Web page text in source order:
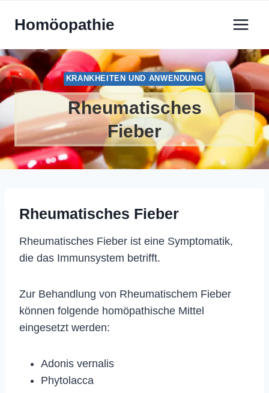
InhaltHomöopathie
KRANKHEITEN UND ANWENDUNG
Rheumatisches
Fieber
Rheumatisches Fieber
Rheumatisches Fieber ist eine Symptomatik,
die das Immunsystem betrifft.
Zur Behandlung von Rheumatischem Fieber
können folgende homöpathische Mittel
eingesetzt werden:
Adonis vernalis
Phytolacca